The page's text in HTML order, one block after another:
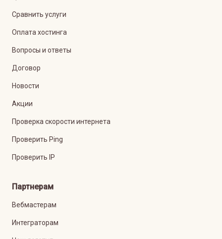
Сравнить услуги
Оплата хостинга
Вопросы и ответы
Договор
Новости
Акции
Проверка скорости интернета
Проверить Ping
Проверить IP
Партнерам
Вебмастерам
Интеграторам